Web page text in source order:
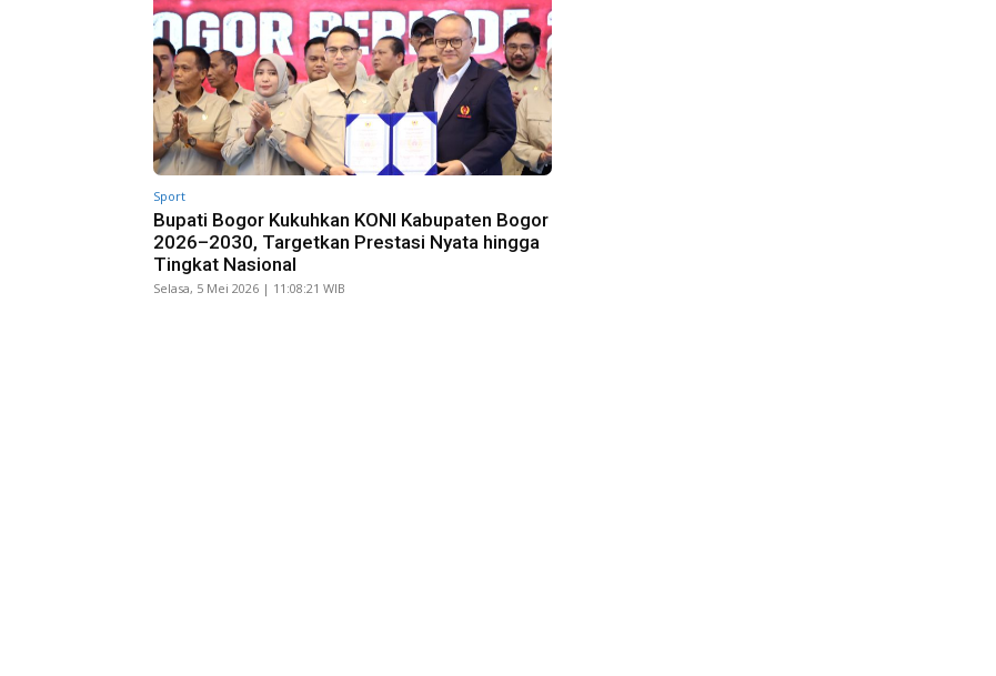
Sport
Bupati Bogor Kukuhkan KONI Kabupaten Bogor
2026–2030, Targetkan Prestasi Nyata hingga
Tingkat Nasional
Selasa, 5 Mei 2026 | 11:08:21 WIB